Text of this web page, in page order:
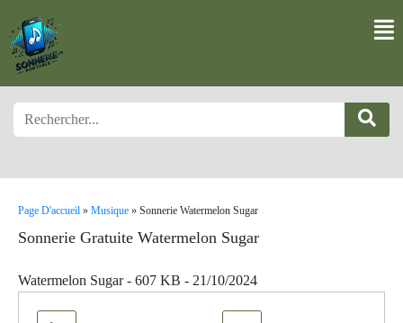
Page D'accueil » Musique » Sonnerie Watermelon Sugar
Sonnerie Gratuite Watermelon Sugar
Watermelon Sugar - 607 KB - 21/10/2024